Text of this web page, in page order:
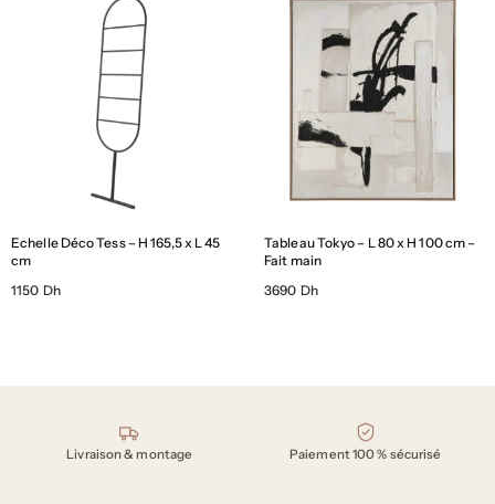
Echelle Déco Tess – H 165,5 x L 45
cm
1150 Dh
Tableau Tokyo – L 80 x H 100 cm –
Fait main
3690 Dh
Nos engagements
Livraison & montage Paiement 100 % sécurisé